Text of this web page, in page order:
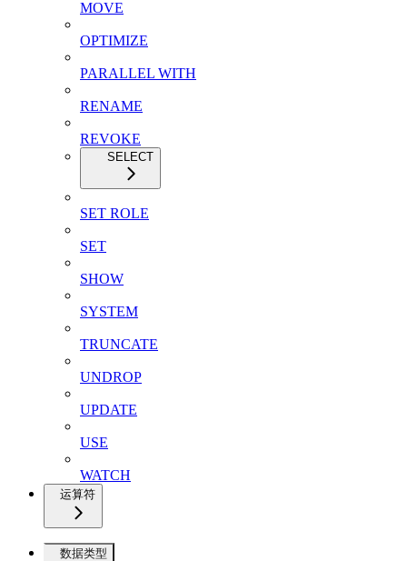
MOVE
OPTIMIZE
PARALLEL WITH
RENAME
REVOKE
SELECT
SET ROLE
SET
SHOW
SYSTEM
TRUNCATE
UNDROP
UPDATE
USE
WATCH
运算符
数据类型